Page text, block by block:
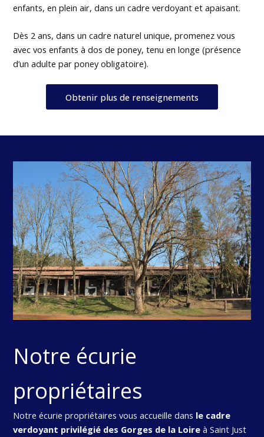
enfants, en plein air, dans un cadre verdoyant et apaisant.
Dès 2 ans, dans un cadre naturel unique, promenez vous
avec vos enfants à dos de poney, tenu en longe (présence
d’un adulte par poney obligatoire).
Obtenir plus de renseignements
Notre écurie
propriétaires
Notre écurie propriétaires vous accueille dans le cadre
verdoyant privilégié des Gorges de la Loireà Saint Just